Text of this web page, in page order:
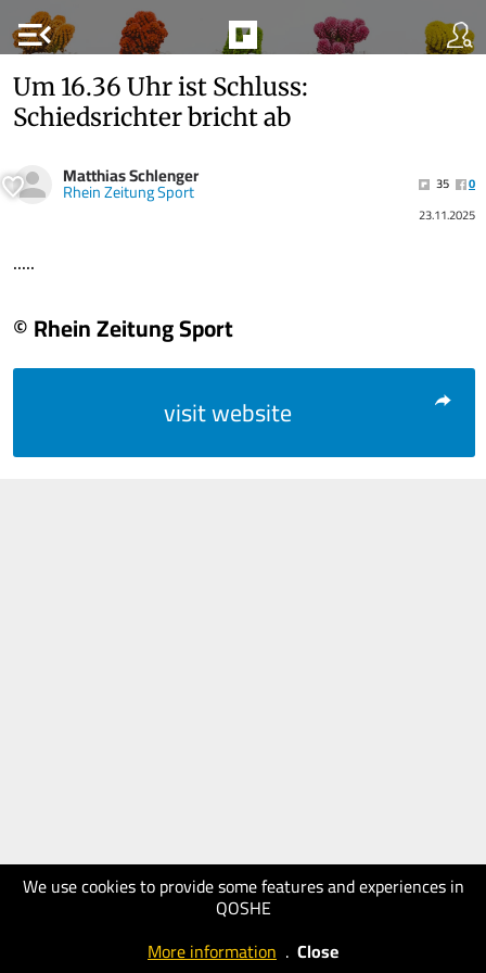
menu_open
We use cookies to provide some features and experiences in
QOSHE
More information . Close
Um 16.36 Uhr ist Schluss:
Schiedsrichter bricht ab
Matthias Schlenger
Rhein Zeitung Sport 35
0
23.11.2025
.....
© Rhein Zeitung Sport
visit website